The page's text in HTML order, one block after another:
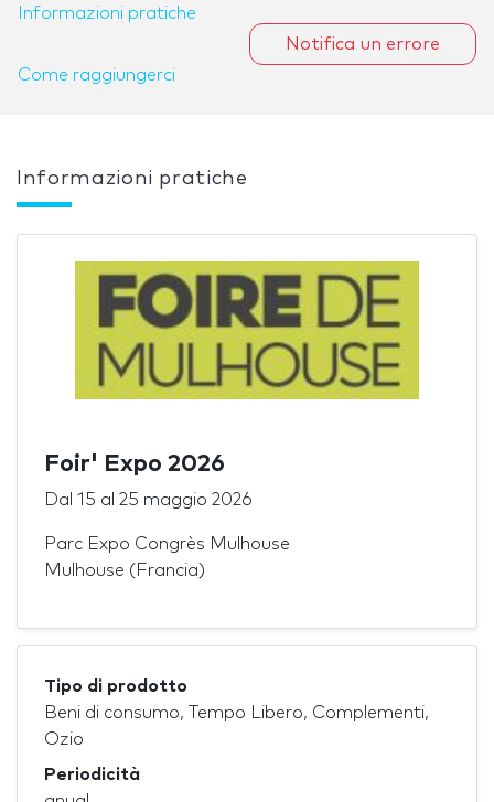
Informazioni pratiche
Come raggiungerci
Notifica un errore
Informazioni pratiche
Foir' Expo 2026
Dal 15 al 25 maggio 2026
Parc Expo Congrès Mulhouse
Mulhouse (Francia)
Tipo di prodotto
Beni di consumo, Tempo Libero, Complementi,
Ozio
Periodicità